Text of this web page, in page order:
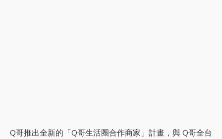
Q哥推出全新的「Q哥生活圈合作商家」計畫，與 Q哥全台